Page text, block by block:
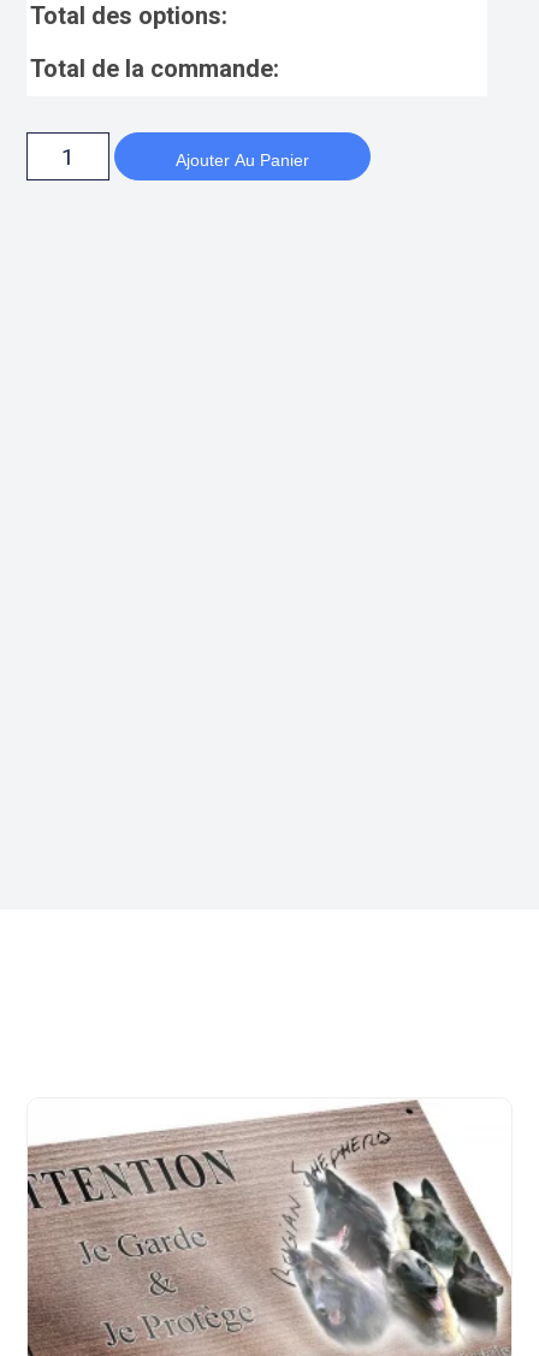
Total des options:
Total de la commande:
Ajouter Au Panier